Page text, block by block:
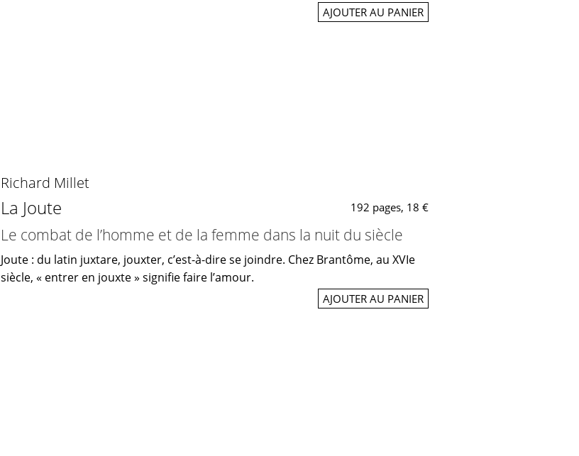
AJOUTER AU PANIER
Richard Millet
La Joute 192 pages, 18 €
Le combat de l’homme et de la femme dans la nuit du siècle
Joute : du latin juxtare, jouxter, c’est-à-dire se joindre. Chez Brantôme, au XVIe
siècle, « entrer en jouxte » signifie faire l’amour.
AJOUTER AU PANIER